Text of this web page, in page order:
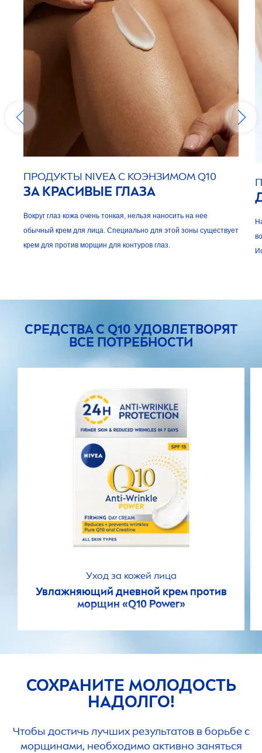
ПРОДУКТЫ NIVEA С КОЭНЗИМОМ Q10
ЗА КРАСИВЫЕ ГЛАЗА
Вокруг глаз кожа очень тонкая, нельзя наносить на нее
обычный крем для лица. Специально для этой зоны существует
крем для против морщин для контуров глаз.
СРЕДСТВА С Q10 УДОВЛЕТВОРЯТ
ВСЕ ПОТРЕБНОСТИ
Уход за кожей лица
Увлажняющий дневной крем против
морщин «Q10 Power»
СОХРАНИТЕ МОЛОДОСТЬ
НАДОЛГО!
Чтобы достичь лучших результатов в борьбе с
морщинами, необходимо активно заняться